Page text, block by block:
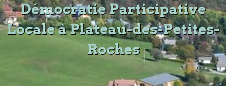
Démocratie Participative
Locale à Plateau-des-Petites-
Roches